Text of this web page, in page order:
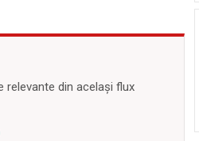
din același flux